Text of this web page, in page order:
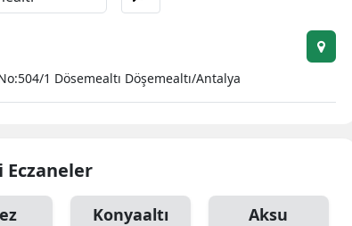
1 Dösemealtı Döşemealtı/Antalya
Konyaaltı
Aksu